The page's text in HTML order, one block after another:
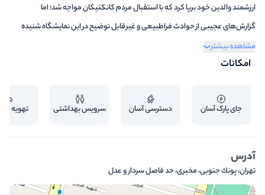
ارزشمند والدین خود برپا کرد که با استقبال مردم کانکتیکان مواجه شد؛ اما
گزارش‌های عجیبی از حوادث فراطبیعی و غیرقابل توضیح در این نمایشگاه شنیده
شد. اکنون، به دستور پاپ فرانسیس، تیمی از کشیش‌ها و راهبه‌ها مأموریت یافته‌اند تا
وارد این مکان مرموز شوند و حقیقت پشت این اشیای تسخیرشده را کشف کنند.
مشاهده بیشتر
امکانات
جای پارک آسان دسترسی آسان سرویس بهداشتی تهویه
آدرس
تهران، پونك جنوبى، مخبرى، حد فاصل سردار و عدل